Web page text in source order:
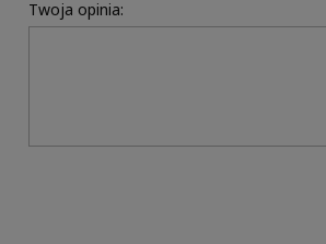
Twoja opinia: